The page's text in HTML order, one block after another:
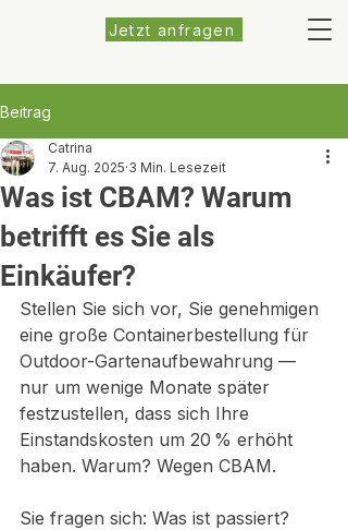
Jetzt anfragen
Beitrag
Was ist CBAM? Warum
betrifft es Sie als
Einkäufer?
Catrina
7. Aug. 2025 3 Min. Lesezeit
Stellen Sie sich vor, Sie genehmigen
eine große Containerbestellung für
Outdoor-Gartenaufbewahrung —
nur um wenige Monate später
festzustellen, dass sich Ihre
Einstandskosten um 20 % erhöht
haben. Warum? Wegen CBAM.
Sie fragen sich: Was ist passiert?